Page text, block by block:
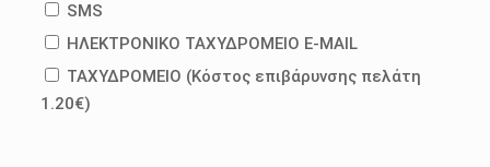
SMS
ΗΛΕΚΤΡΟΝΙΚΟ ΤΑΧΥΔΡΟΜΕΙΟ E-MAIL
ΤΑΧΥΔΡΟΜΕΙΟ (Κόστος επιβάρυνσης πελάτη
1.20€)